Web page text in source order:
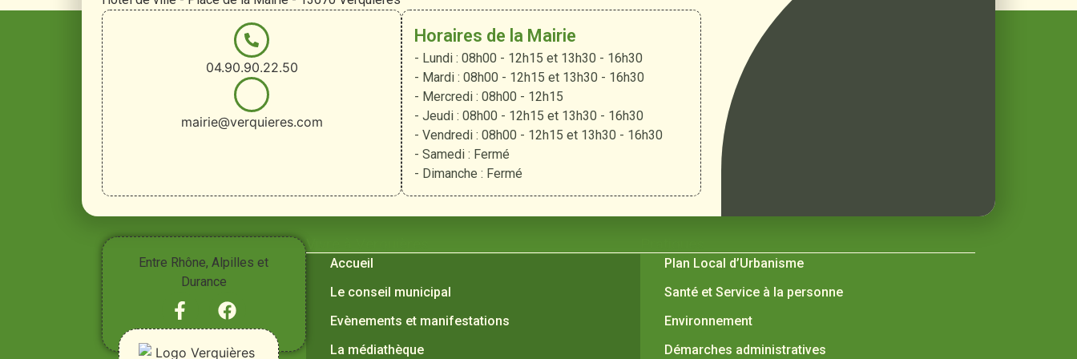
04.90.90.22.50
mairie@verquieres.com
Horaires de la Mairie
- Lundi : 08h00 - 12h15 et 13h30 - 16h30
- Mardi : 08h00 - 12h15 et 13h30 - 16h30
- Mercredi : 08h00 - 12h15
- Jeudi : 08h00 - 12h15 et 13h30 - 16h30
- Vendredi : 08h00 - 12h15 et 13h30 - 16h30
- Samedi : Fermé
- Dimanche : Fermé
Entre Rhône, Alpilles et
Durance
Vivre à Verquières
Accueil
Le conseil municipal
Evènements et manifestations
La médiathèque
Plan Local d’Urbanisme
Santé et Service à la personne
Environnement
Démarches administratives